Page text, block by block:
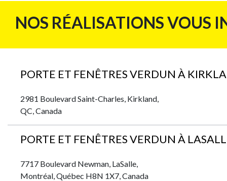
NOS RÉALISATIONS VOUS
PORTE ET FENÊTRES VERDUN À
2981 Boulevard Saint-Charles, Kirkland,
QC, Canada
PORTE ET FENÊTRES VERDUN À
7717 Boulevard Newman, LaSalle,
Montréal, Québec H8N 1X7, Canada